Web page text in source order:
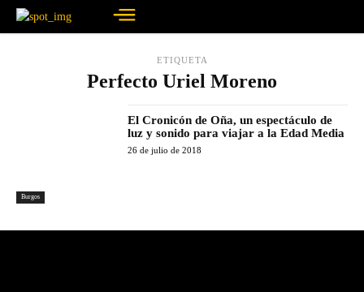
ETIQUETA
Perfecto Uriel Moreno
Burgos
El Cronicón de Oña, un espectáculo de
luz y sonido para viajar a la Edad Media
26 de julio de 2018